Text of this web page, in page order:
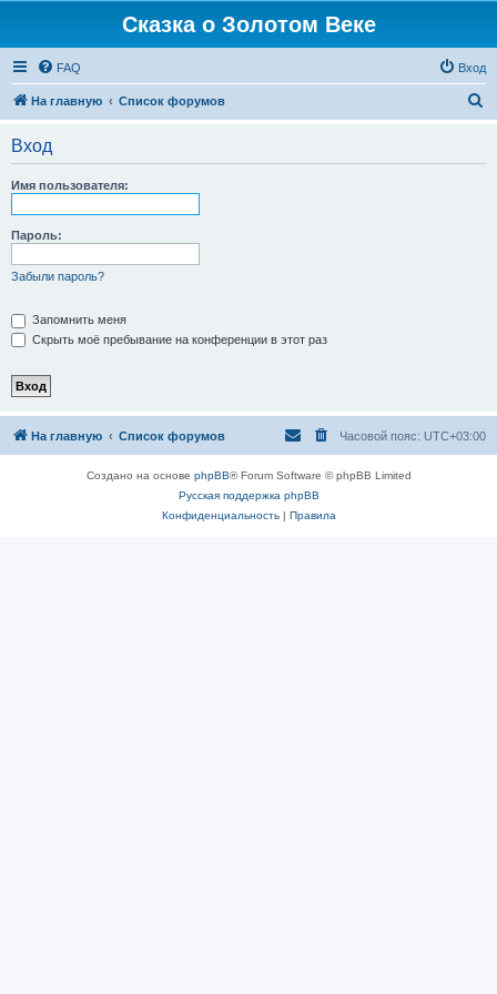
Сказка о Золотом Веке
FAQ Вход
На главную Список форумов
Вход
Имя пользователя:
Пароль:
Забыли пароль?
Запомнить меня
Скрыть моё пребывание на конференции в этот раз
На главную Список форумов Часовой пояс: UTC+03:00
Создано на основе phpBB® Forum Software © phpBB Limited
Русская поддержка phpBB
Конфиденциальность| Правила